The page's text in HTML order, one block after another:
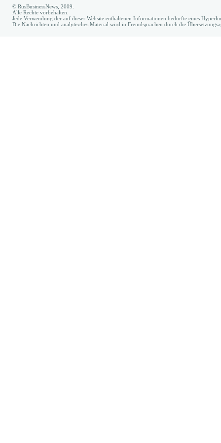
© RusBusinessNews, 2009.
Alle Rechte vorbehalten.
Jede Verwendung der auf dieser Website enthaltenen Informationen bedürfte eines
Die Nachrichten und analytisches Material wird in Fremdsprachen durch die